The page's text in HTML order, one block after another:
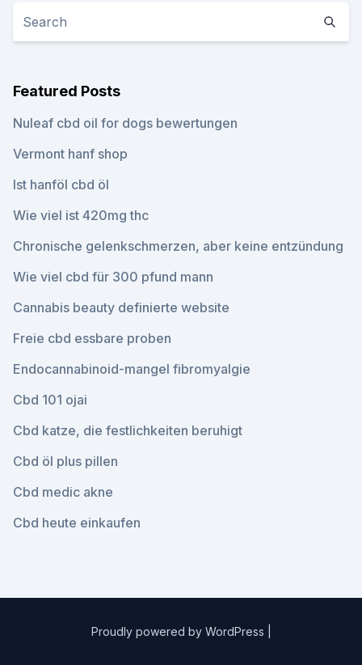
Featured Posts
Nuleaf cbd oil for dogs bewertungen
Vermont hanf shop
Ist hanföl cbd öl
Wie viel ist 420mg thc
Chronische gelenkschmerzen, aber keine entzündung
Wie viel cbd für 300 pfund mann
Cannabis beauty definierte website
Freie cbd essbare proben
Endocannabinoid-mangel fibromyalgie
Cbd 101 ojai
Cbd katze, die festlichkeiten beruhigt
Cbd öl plus pillen
Cbd medic akne
Cbd heute einkaufen
Proudly powered by WordPress